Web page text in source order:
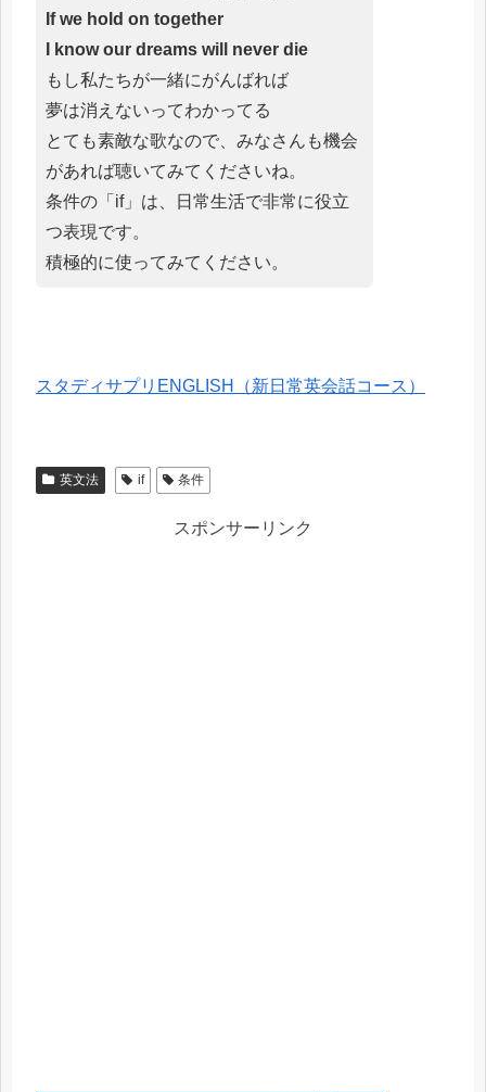
If we hold on together
I know our dreams will never die
もし私たちが一緒にがんばれば
夢は消えないってわかってる
とても素敵な歌なので、みなさんも機会
があれば聴いてみてくださいね。
条件の「if」は、日常生活で非常に役立
つ表現です。
積極的に使ってみてください。
スタディサプリENGLISH（新日常英会話コース）
英文法 if 条件
スポンサーリンク